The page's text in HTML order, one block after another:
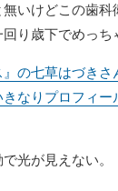
いけどこの歯
り歳下でめっち
』の七草はづき
なりプロフィー
光が見えない。